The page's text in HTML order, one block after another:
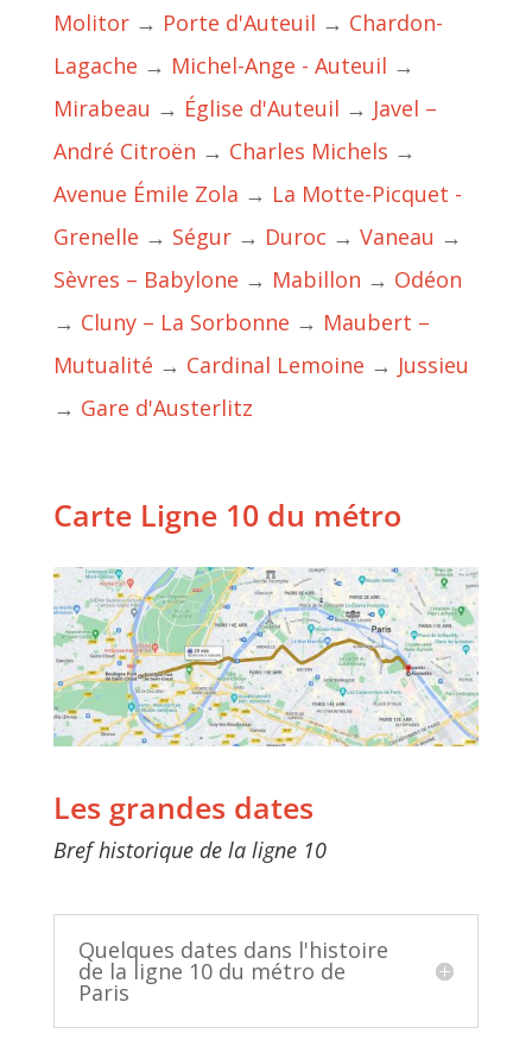
Molitor→ Porte d'Auteuil → Chardon-
Lagache → Michel-Ange - Auteuil →
Mirabeau → Église d'Auteuil → Javel –
André Citroën → Charles Michels →
Avenue Émile Zola → La Motte-Picquet -
Grenelle → Ségur→ Duroc → Vaneau →
Sèvres – Babylone → Mabillon → Odéon
→ Cluny – La Sorbonne → Maubert –
Mutualité → Cardinal Lemoine → Jussieu
→ Gare d'Austerlitz
Carte Ligne 10 du métro
Les grandes dates
Bref historique de la ligne 10
Quelques dates dans l'histoire
de la ligne 10 du métro de
Paris